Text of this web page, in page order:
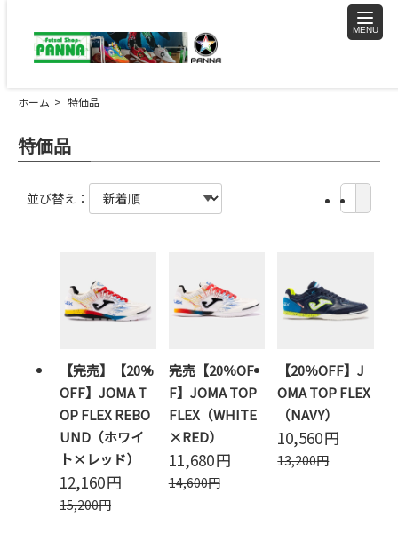
toggle
ホーム 特価品
特価品
並び替え：
【完売】【20％
OFF】JOMA T
OP FLEX REBO
UND（ホワイ
ト×レッド）
12,160円
15,200円
完売【20％OF
F】JOMA TOP
FLEX（WHITE
×RED）
11,680円
14,600円
【20％OFF】J
OMA TOP FLEX
（NAVY）
10,560円
13,200円